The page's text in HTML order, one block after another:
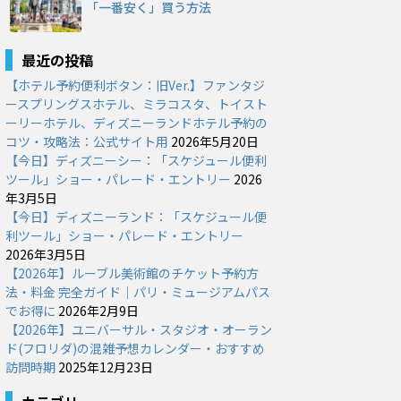
「一番安く」買う方法
最近の投稿
【ホテル予約便利ボタン：旧Ver.】ファンタジ
ースプリングスホテル、ミラコスタ、トイスト
ーリーホテル、ディズニーランドホテル予約の
コツ・攻略法：公式サイト用 2026年5月20日
【今日】ディズニーシー：「スケジュール便利
ツール」ショー・パレード・エントリー 2026
年3月5日
【今日】ディズニーランド：「スケジュール便
利ツール」ショー・パレード・エントリー
2026年3月5日
【2026年】ルーブル美術館のチケット予約方
法・料金 完全ガイド｜パリ・ミュージアムパス
でお得に 2026年2月9日
【2026年】ユニバーサル・スタジオ・オーラン
ド(フロリダ)の混雑予想カレンダー・おすすめ
訪問時期 2025年12月23日